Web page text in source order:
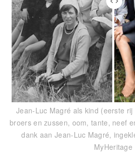
Jean-Luc Magré als kind (eerste
broers en zussen, oom, tante, neef
dank aan Jean-Luc Magré,
MyHeritage